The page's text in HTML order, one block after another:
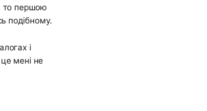
то першою
подібному.
і
мені не